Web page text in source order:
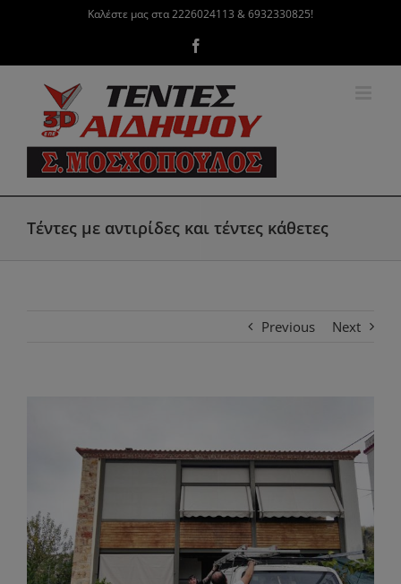
Καλέστε μας στα 2226024113 & 6932330825!
Τέντες με αντιρίδες και τέντες κάθετες
Previous Next